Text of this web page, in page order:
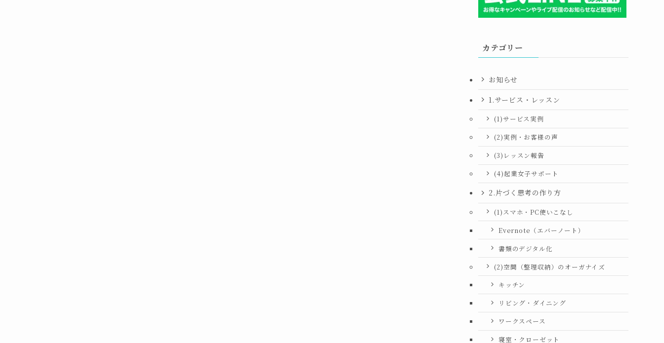
カテゴリー
お知らせ
1.サービス・レッスン
(1)サービス実例
(2)実例・お客様の声
(3)レッスン報告
(4)起業女子サポート
2.片づく思考の作り方
(1)スマホ・PC使いこなし
Evernote（エバーノート）
書類のデジタル化
(2)空間（整理収納）のオーガナイズ
キッチン
リビング・ダイニング
ワークスペース
寝室・クローゼット